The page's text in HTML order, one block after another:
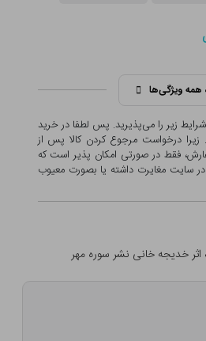
ویژگی‌ها
زیر را می‌پذیرید. پس لطفا در خرید
درخواست مرجوع کردن کالا پس از
فقط در صورتی امکان پذیر است که
سایت مغایرت داشته یا بصورت معيوب
خدیجه خانی نشر سوره مهر